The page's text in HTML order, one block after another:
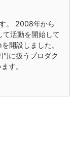
。 2008年から
活動を開始して
開設しました。
に扱うプロダク
す。